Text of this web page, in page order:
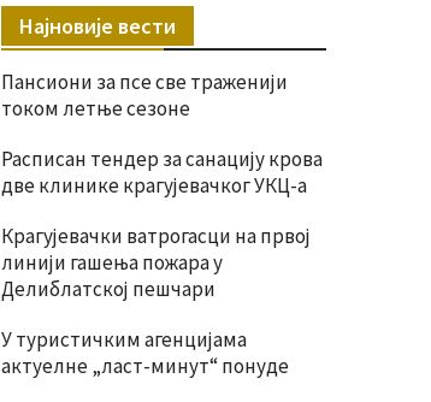
Најновије вести
Пансиони за псе све траженији
током летње сезоне
Расписан тендер за санацију крова
две клинике крагујевачког УКЦ-а
Крагујевачки ватрогасци на првој
линији гашења пожара у
Делиблатској пешчари
У туристичким агенцијама
актуелне „ласт-минут“ понуде